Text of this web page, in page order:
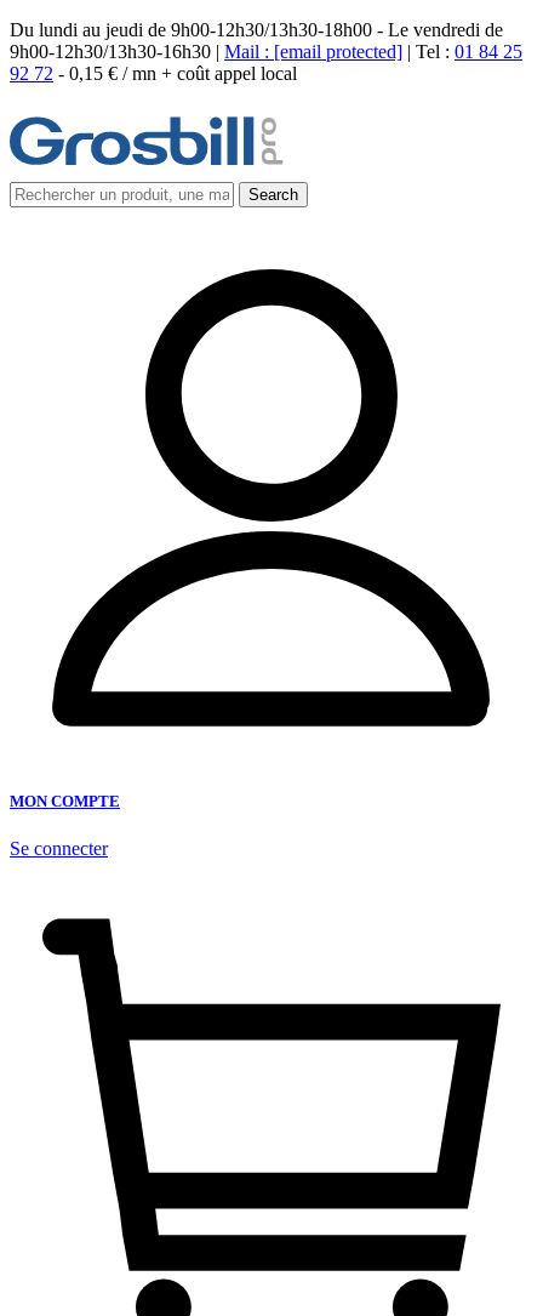
Du lundi au jeudi de 9h00-12h30/13h30-18h00 - Le vendredi de
9h00-12h30/13h30-16h30 | Mail : [email protected] | Tel : 01 84 25
92 72 - 0,15 € / mn + coût appel local
MON COMPTE
Se connecter